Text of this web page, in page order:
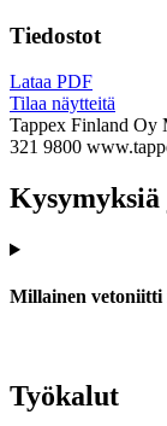
Tiedostot
Lataa PDF
Tilaa näytteitä
Tappex Finland Oy
321 9800
Kysymyksiä
Millainen vetoniitti
Työkalut